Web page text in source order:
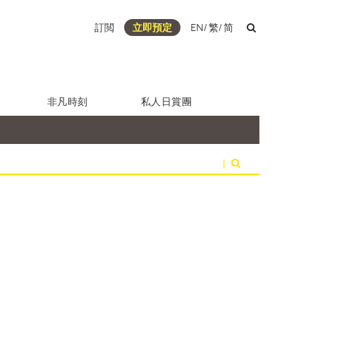
訂閲 立即預定 EN/繁/简
非凡時刻 私人日賞團
|